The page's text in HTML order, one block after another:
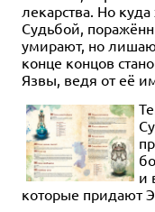
лекарства. Но
Судьбой,
умирают, но
конце концов
Язвы, ведя от её
и
которые придают